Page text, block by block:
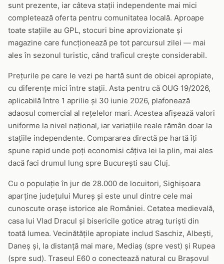
sunt prezente, iar câteva stații independente mai mici
completează oferta pentru comunitatea locală. Aproape
toate stațiile au GPL, stocuri bine aprovizionate și
magazine care funcționează pe tot parcursul zilei — mai
ales în sezonul turistic, când traficul crește considerabil.
Prețurile pe care le vezi pe hartă sunt de obicei apropiate,
cu diferențe mici între stații. Asta pentru că OUG 19/2026,
aplicabilă între 1 aprilie și 30 iunie 2026, plafonează
adaosul comercial al rețelelor mari. Acestea afișează valori
uniforme la nivel național, iar variațiile reale rămân doar la
stațiile independente. Compararea directă pe hartă îți
spune rapid unde poți economisi câțiva lei la plin, mai ales
dacă faci drumul lung spre București sau Cluj.
Cu o populație în jur de 28.000 de locuitori, Sighișoara
aparține județului Mureș și este unul dintre cele mai
cunoscute orașe istorice ale României. Cetatea medievală,
casa lui Vlad Dracul și bisericile gotice atrag turiști din
toată lumea. Vecinătățile apropiate includ Saschiz, Albești,
Daneș și, la distanță mai mare, Mediaș (spre vest) și Rupea
(spre sud). Traseul E60 o conectează natural cu Brașovul